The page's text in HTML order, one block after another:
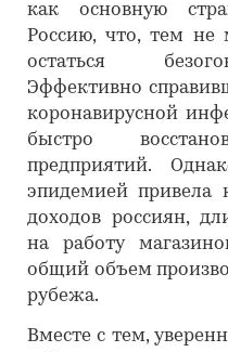
как основную
Россию, что, тем не
остаться
Эффективно
коронавирусной
быстро
предприятий.
эпидемией привела
доходов россиян,
на работу
общий объем
рубежа.
Вместе с тем,